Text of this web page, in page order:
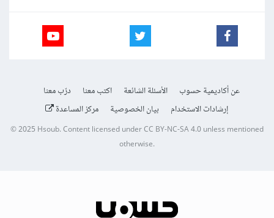
عن أكاديمية حسوب الأسئلة الشائعة اكتب معنا
درّب معنا
إرشادات الاستخدام
بيان الخصوصية مركز المساعدة
© 2025Hsoub.Content licensed underCC BY-NC-SA 4.0unless mentioned
otherwise.